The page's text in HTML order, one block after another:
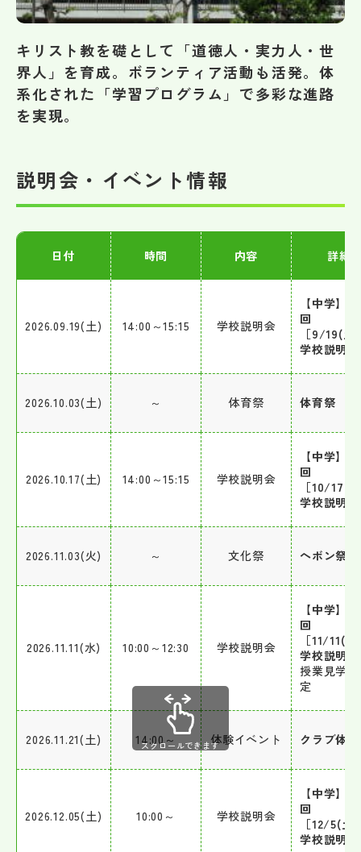
その他
お問い合わせ
個人情報保護方針
サイトマップ
運営会社
キリスト教を礎として「道徳人・実力人・世
界人」を育成。ボランティア活動も活発。体
系化された「学習プログラム」で多彩な進路
を実現。
説明会・イベント情報
日付 時間 内容 詳細
2026.09.19(土) 14:00～15:15 学校説明会
【中学】
回
［9/19(土
学校説明会
2026.10.03(土) ～ 体育祭 体育祭
2026.10.17(土) 14:00～15:15 学校説明会
【中学】
回
［10/17(
学校説明会
2026.11.03(火) ～ 文化祭 ヘボン祭
2026.11.11(水) 10:00～12:30 学校説明会
【中学】
回
［11/11(
学校説明会
授業見学
定
2026.11.21(土) 14:00～ 体験イベント クラブ体
2026.12.05(土) 10:00～ 学校説明会
【中学】
回
［12/5(土
学校説明会
スクロールできます